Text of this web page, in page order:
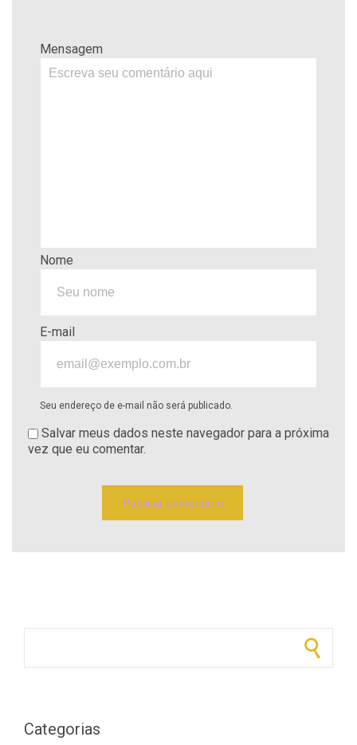
Mensagem
Nome
E-mail
Seu endereço de e-mail não será publicado.
Salvar meus dados neste navegador para a próxima
vez que eu comentar.
Categorias